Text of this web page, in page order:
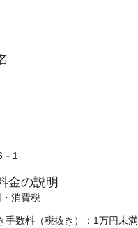
－1
金の説明
消費税
手数料（税抜き）：1万円未